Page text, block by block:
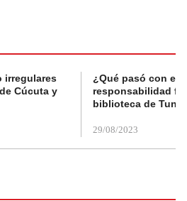
irregulares
Cúcuta y
¿Qué pasó con el
responsabilidad
biblioteca de
29/08/2023